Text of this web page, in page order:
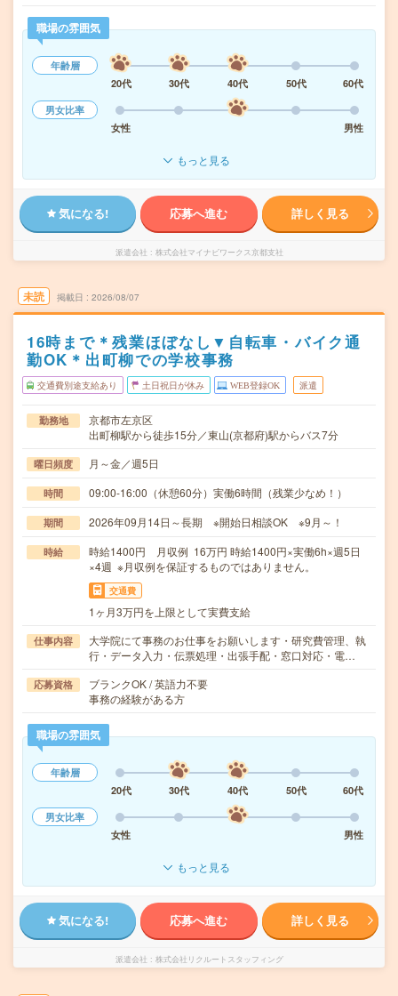
職場の雰囲気
年齢層
20代
30代 40代 50代
60代
男女比率
女性
男性
もっと見る
気になる! 応募へ進む 詳しく見る
派遣会社 株式会社マイナビワークス京都支社
未読 掲載日 2026/08/07
16時まで＊残業ほぼなし▼自転車・バイク通
勤OK＊出町柳での学校事務
交通費別途支給あり 土日祝日が休み WEB登録OK 派遣
勤務地
京都市左京区
出町柳駅から徒歩15分／東山(京都府)駅からバス7分
曜日頻度 月～金／週5日
時間 09:00-16:00（休憩60分）実働6時間（残業少なめ！）
期間 2026年09月14日～長期 ※開始日相談OK ※9月～！
時給
時給1400円 月収例 16万円 時給1400円×実働6h×週5日
×4週 ※月収例を保証するものではありません。
交通費
1ヶ月3万円を上限として実費支給
仕事内容
大学院にて事務のお仕事をお願いします・研究費管理、執
行・データ入力・伝票処理・出張手配・窓口対応・電…
応募資格
ブランクOK / 英語力不要
事務の経験がある方
職場の雰囲気
年齢層
20代
30代 40代 50代
60代
男女比率
女性
男性
もっと見る
気になる! 応募へ進む 詳しく見る
派遣会社 株式会社リクルートスタッフィング